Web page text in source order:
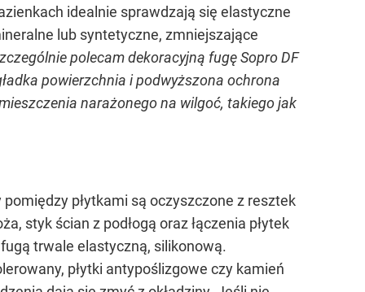
idealnie sprawdzają się elastyczne
lub syntetyczne, zmniejszające
polecam dekoracyjną fugę Sopro DF
powierzchnia i podwyższona ochrona
narażonego na wilgoć, takiego jak
płytkami są oczyszczone z resztek
styk ścian z podłogą oraz łączenia płytek
trwale elastyczną, silikonową.
płytki antypoślizgowe czy kamień